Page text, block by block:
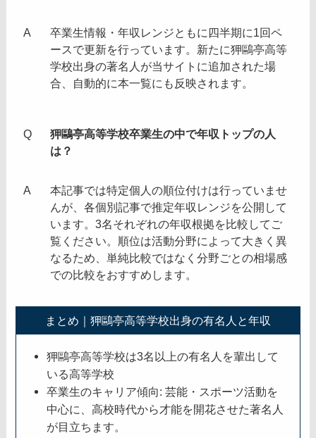
卒業生情報・年収レンジともに四半期に1回ペ
ースで更新を行っています。新たに狎鷗亭高等
学校出身の著名人が当サイトに追加された場
合、自動的に本一覧にも反映されます。
狎鷗亭高等学校卒業生の中で年収トップの人
は？
本記事では特定個人の順位付けは行っていませ
んが、各個別記事で推定年収レンジを公開して
います。3名それぞれの年収根拠を比較してご
覧ください。順位は活動分野によって大きく異
なるため、単純比較ではなく分野ごとの相場感
での比較をおすすめします。
まとめ｜狎鷗亭高等学校出身の有名人と年収
狎鷗亭高等学校は3名以上の有名人を輩出して
いる高等学校
卒業生のキャリア傾向: 芸能・スポーツ活動を
中心に、高校時代から才能を開花させた著名人
が目立ちます。